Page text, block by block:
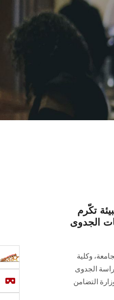
تكّرم
الجدوى
وكلية
الجدوى
التضامن